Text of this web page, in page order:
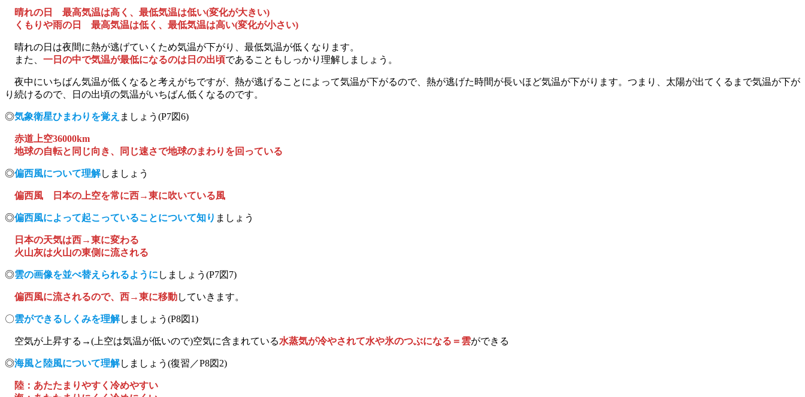
晴れの日 最高気温は高く、最低気温は低い(変化が大きい)
くもりや雨の日 最高気温は低く、最低気温は高い(変化が小さい)
晴れの日は夜間に熱が逃げていくため気温が下がり、最低気温が低くなります。
また、 一日の中で気温が最低になるのは日の出頃であることもしっかり理解しましょう。
夜中にいちばん気温が低くなると考えがちですが、熱が逃げることによって気温が下がるので、熱が逃げた時間が長いほど気温が下がります。つまり、太陽が出てくるまで気温が下が
り続けるので、日の出頃の気温がいちばん低くなるのです。
◎気象衛星ひまわりを覚え ましょう(P7図6)
赤道上空36000km
地球の自転と同じ向き、同じ速さで地球のまわりを回っている
◎偏西風について理解しましょう
偏西風 日本の上空を常に西→東に吹いている風
◎偏西風によって起こっていることについて知り ましょう
日本の天気は西→東に変わる
火山灰は火山の東側に流される
◎雲の画像を並べ替えられるように しましょう(P7図7)
偏西風に流されるので、西→東に移動していきます。
〇雲ができるしくみを理解しましょう(P8図1)
空気が上昇する→(上空は気温が低いので)空気に含まれている水蒸気が冷やされて水や氷のつぶになる＝雲ができる
◎海風と陸風について理解しましょう(復習／P8図2)
陸：あたたまりやすく冷めやすい